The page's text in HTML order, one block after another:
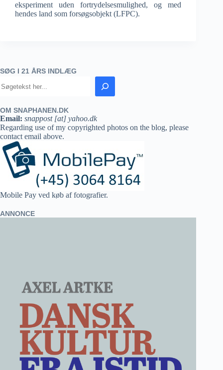
eksperiment uden fortrydelsesmulighed, og med
hendes land som forsøgsobjekt (LFPC).
SØG I 21 ÅRS INDLÆG
OM SNAPHANEN.DK
Email: snappost [at] yahoo.dk
Regarding use of my copyrighted photos on the blog, please
contact email above.
Mobile Pay ved køb af fotografier.
ANNONCE